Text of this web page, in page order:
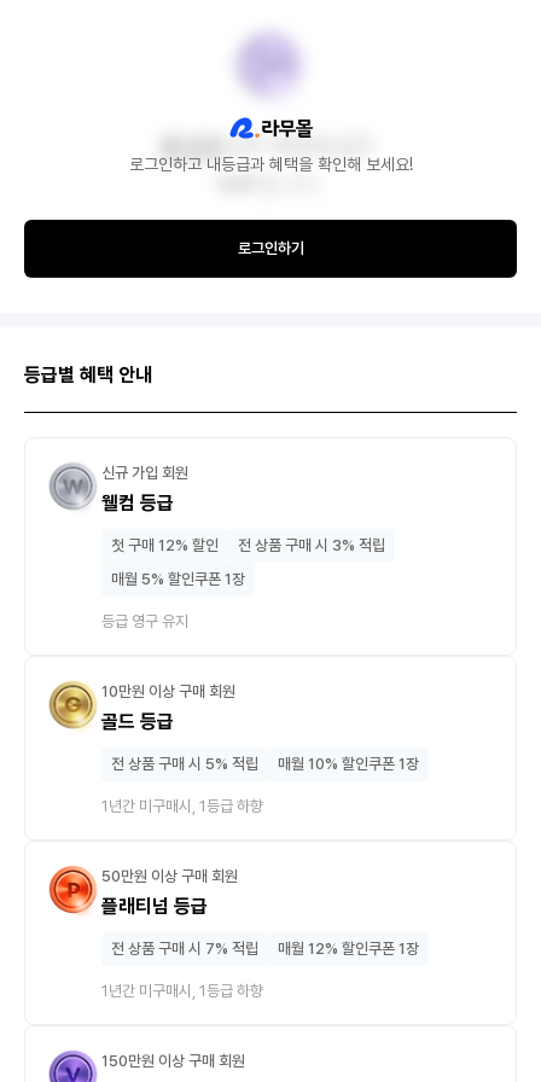
로그인하고 내등급과 혜택을 확인해 보세요!
로그인하기
등급별 혜택 안내
신규 가입 회원
웰컴 등급
첫 구매 12% 할인
전 상품 구매 시 3% 적립
매월 5% 할인쿠폰 1장
등급 영구 유지
10만원 이상 구매 회원
골드 등급
전 상품 구매 시 5% 적립 매월 10% 할인쿠폰 1장
1년간 미구매시, 1등급 하향
50만원 이상 구매 회원
플래티넘 등급
전 상품 구매 시 7% 적립 매월 12% 할인쿠폰 1장
1년간 미구매시, 1등급 하향
150만원 이상 구매 회원